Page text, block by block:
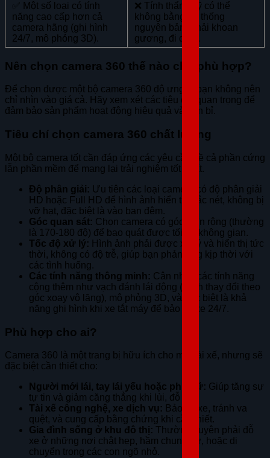
✅ Một số loại có tính
năng cao cấp hơn cả
camera hãng (ghi hình
24/7, mô phỏng 3D).
❌ Tính thẩm mỹ có thể
không bằng hệ thống
nguyên bản (phải khoan
gương, đi dây).
Nên chọn camera 360 thế nào cho phù hợp?
Để chọn được một bộ camera 360 độ ưng ý, bạn không nên
chỉ nhìn vào giá cả. Hãy xem xét các tiêu chí quan trọng để
đảm bảo sản phẩm hoạt động hiệu quả và bền bỉ.
Tiêu chí chọn camera 360 chất lượng
Một bộ camera tốt cần đáp ứng các yêu cầu về cả phần cứng
lẫn phần mềm để mang lại trải nghiệm tốt nhất.
Độ phân giải: Ưu tiên các loại camera có độ phân giải
HD hoặc Full HD để hình ảnh hiển thị sắc nét, không bị
vỡ hạt, đặc biệt là vào ban đêm.
Góc quan sát: Chọn camera có góc nhìn rộng (thường
là 170-180 độ) để bao quát được tối đa không gian.
Tốc độ xử lý: Hình ảnh phải được xử lý và hiển thị tức
thời, không có độ trễ, giúp bạn phản ứng kịp thời với
các tình huống.
Các tính năng thông minh: Cân nhắc các tính năng
cộng thêm như vạch đánh lái động (vạch thay đổi theo
góc xoay vô lăng), mô phỏng 3D, và đặc biệt là khả
năng ghi hình khi xe tắt máy để bảo vệ xe 24/7.
Phù hợp cho ai?
Camera 360 là một trang bị hữu ích cho mọi tài xế, nhưng sẽ
đặc biệt cần thiết cho:
Người mới lái, tay lái yếu hoặc phụ nữ: Giúp tăng sự
tự tin và giảm căng thẳng khi lùi, đỗ xe.
Tài xế công nghệ, xe dịch vụ: Bảo vệ xe, tránh va
quệt, và cung cấp bằng chứng khi cần thiết.
Gia đình sống ở khu đô thị: Thường xuyên phải đỗ
xe ở những nơi chật hẹp, hầm chung cư, hoặc di
chuyển trong các con ngõ nhỏ.